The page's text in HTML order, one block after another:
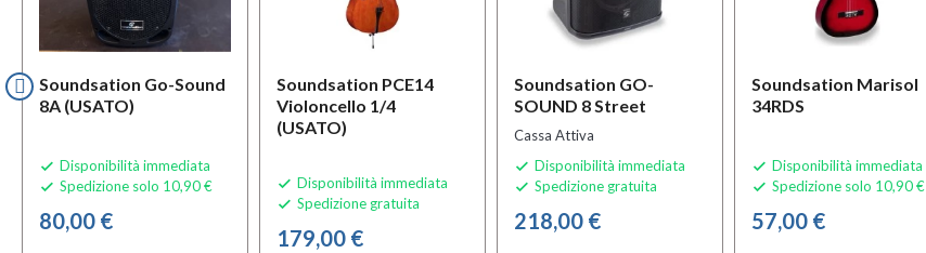
Soundsation Go-Sound
8A (USATO)
 Disponibilità immediata
 Spedizione solo 10,90 €
80,00 €
Soundsation PCE14
Violoncello 1/4
(USATO)
 Disponibilità immediata
 Spedizione gratuita
179,00 €
Soundsation GO-
SOUND 8 Street
Cassa Attiva
 Disponibilità immediata
 Spedizione gratuita
218,00 €
Soundsation Marisol
34RDS
 Disponibilità immediata
 Spedizione solo 10,90 €
57,00 €